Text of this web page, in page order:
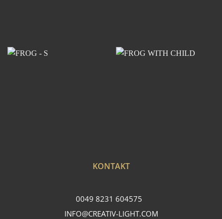
KONTAKT
0049 8231 604575
INFO@CREATIV-LIGHT.COM